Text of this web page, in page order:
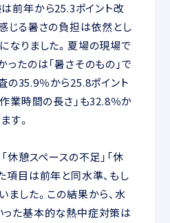
前年から25.3ポイント改
じる暑さの負担は依然とし
なりました。夏場の現場で
たのは「暑さそのもの」で
の35.9％から25.8ポイント
作業時間の長さ」も32.8％か
す。
休憩スペースの不足」「休
項目は前年と同水準、もし
ました。この結果から、水
た基本的な熱中症対策は